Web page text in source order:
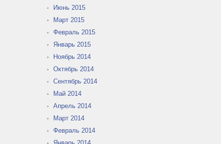
Июнь 2015
Март 2015
Февраль 2015
Январь 2015
Ноябрь 2014
Октябрь 2014
Сентябрь 2014
Май 2014
Апрель 2014
Март 2014
Февраль 2014